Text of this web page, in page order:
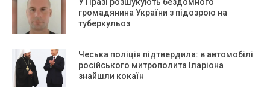
громадянина України з підозрою на
туберкульоз
Чеська поліція підтвердила: в автомобілі
російського митрополита Іларіона
знайшли кокаїн